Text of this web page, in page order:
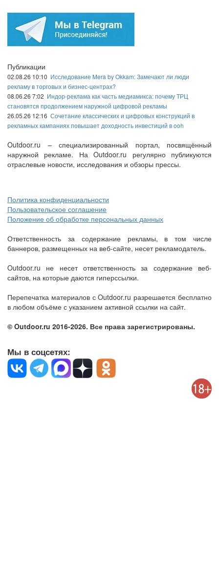
Публикации
02.08.26 10:10 Исследование Mera by Okkam: Замечают ли люди
рекламу в торговых и бизнес-центрах?
08.06.26 7:02 Индор-реклама как часть медиамикса: почему ТРЦ
становятся продолжением наружной цифровой рекламы
26.05.26 12:16 Сочетание классических и цифровых конструкций в
рекламных кампаниях повышает доходность инвестиций в ooh
Outdoor.ru – специализированный портал, посвящённый
наружной рекламе. На Outdoor.ru регулярно публикуются
отраслевые новости, исследования и обзоры прессы.
Политика конфиденциальности
Пользовательское соглашение
Положение об обработке персональных данных
Ответственность за содержание рекламы, в том числе
баннеров, размещенных на веб-сайте, несет рекламодатель.
Outdoor.ru не несет ответственность за содержание веб-
сайтов, на которые даются гиперссылки.
Перепечатка материалов с Outdoor.ru разрешается бесплатно
в любом объёме с указанием активной ссылки на сайт.
© Outdoor.ru 2016-2026. Все права зарегистрированы.
Мы в соцсетях: